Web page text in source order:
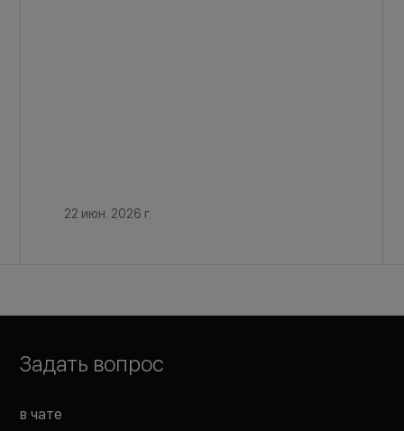
22 июн. 2026 г.
Задать вопрос
в чате